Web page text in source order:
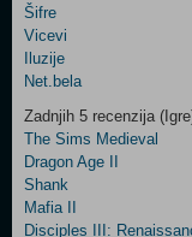
Control
Two
Newsletter
Control
Field
Three
Šifre
Vicevi
Iluzije
Net.bela
Zadnjih 5 recenzija
The Sims Medieval
Dragon Age II
Shank
Mafia II
Disciples III: